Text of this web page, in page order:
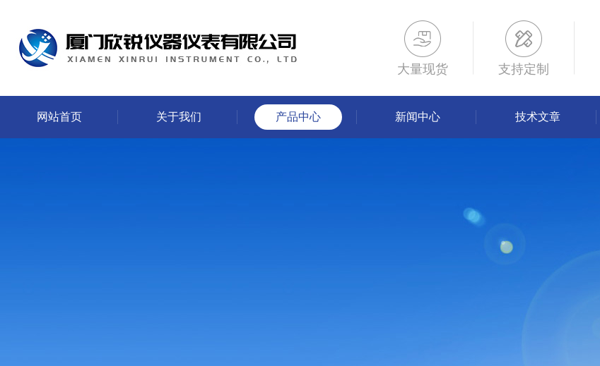
大量现货 支持定制
网站首页 关于我们 产品中心 新闻中心 技术文章